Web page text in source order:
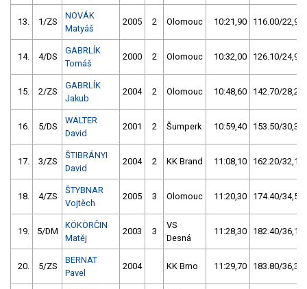
13. 1/ZS
NOVÁK
Matyáš
2005 2 Olomouc 10:21,90 116.00/22,9
14. 4/DS
GABRLÍK
Tomáš
2000 2 Olomouc 10:32,00 126.10/24,9
15. 2/ZS
GABRLÍK
Jakub
2004 2 Olomouc 10:48,60 142.70/28,2
16. 5/DS
WALTER
David
2001 2 Šumperk 10:59,40 153.50/30,3
17. 3/ZS
ŠTIBRÁNYI
David
2004 2 KK Brand 11:08,10 162.20/32,1
18. 4/ZS
ŠTYBNAR
Vojtěch
2005 3 Olomouc 11:20,30 174.40/34,5
19. 5/DM
KÖKÖRČIN
Matěj
2003 3
VS
Desná
11:28,30 182.40/36,1
20. 5/ZS
BERNAT
Pavel
2004 KK Brno 11:29,70 183.80/36,3